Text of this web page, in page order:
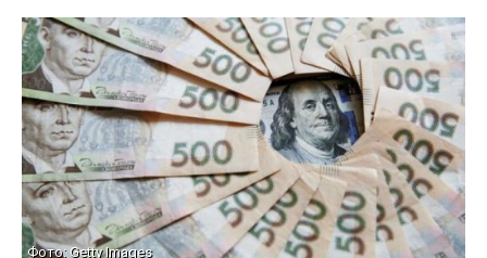
Фото: Getty Images